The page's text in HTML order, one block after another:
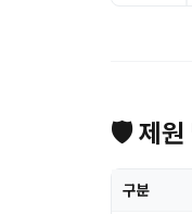
🛡 제원
구분